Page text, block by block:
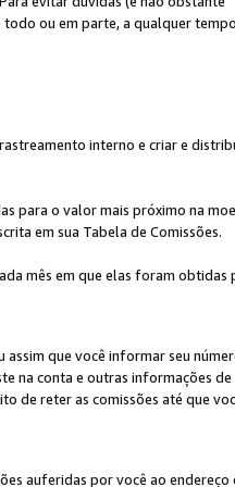
ou em parte, a qualquer
interno e criar e
para o valor mais próximo na
em sua Tabela de Comissões.
mês em que elas foram obtidas
que você informar seu
na conta e outras informações de
de reter as comissões até que
auferidas por você ao endereço